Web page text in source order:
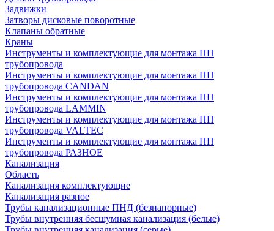
Задвижки
Затворы дисковые поворотные
Клапаны обратные
Краны
Инструменты и комплектующие для монтажа ПП
трубопровода
Инструменты и комплектующие для монтажа ПП
трубопровода CANDAN
Инструменты и комплектующие для монтажа ПП
трубопровода LAMMIN
Инструменты и комплектующие для монтажа ПП
трубопровода VALTEC
Инструменты и комплектующие для монтажа ПП
трубопровода РАЗНОЕ
Канализация
Область
Канализация комплектующие
Канализация разное
Трубы канализационные ПНД (безнапорные)
Трубы внутренняя бесшумная канализация (белые)